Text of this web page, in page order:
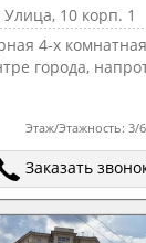
10 корп. 1
4-х
города,
Этаж/Этажность:3/6
Заказать